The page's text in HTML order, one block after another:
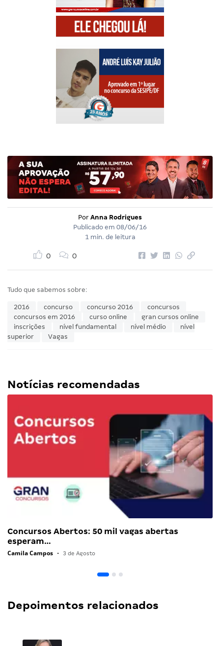
Por Anna Rodrigues
Publicado em 08/06/16
1 min. de leitura
0 0
Tudo que sabemos sobre:
2016 concurso concurso 2016
concursos
concursos em 2016
curso online
gran cursos online
inscrições
nível fundamental nível médio
nível
superior
Vagas
Notícias recomendadas
Concursos Abertos: 50 mil vagas abertas
esperam…
Camila Campos • 3 de Agosto
Depoimentos relacionados